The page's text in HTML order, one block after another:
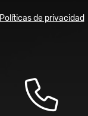
Políticas de privacidad